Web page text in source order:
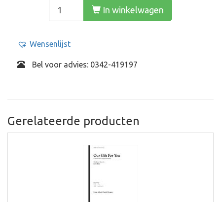
In winkelwagen
Wensenlijst
Bel voor advies: 0342-419197
Gerelateerde producten